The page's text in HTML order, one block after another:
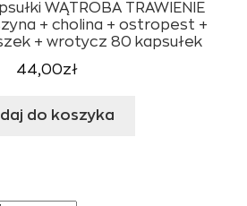
WĄTROBA TRAWIENIE
+ cholina + ostropest +
+ wrotycz 80 kapsułek
44,00zł
do koszyka